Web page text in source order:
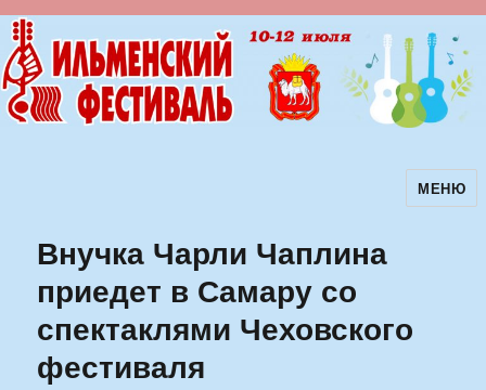
Ильменский фестиваль авторскойМЕНЮ
Внучка Чарли Чаплина
приедет в Самару со
спектаклями Чеховского
фестиваля